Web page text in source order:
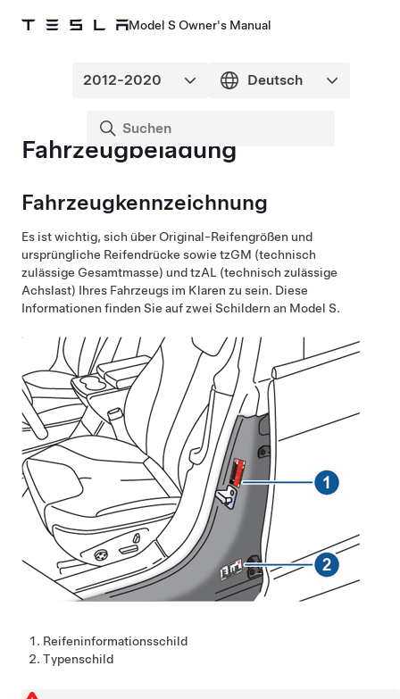
Model S Owner's Manual
Fahrzeugbeladung
Fahrzeugkennzeichnung
Es ist wichtig, sich über Original-Reifengrößen und
ursprüngliche Reifendrücke sowie tzGM (technisch
zulässige Gesamtmasse) und tzAL (technisch zulässige
Achslast) Ihres Fahrzeugs im Klaren zu sein. Diese
Informationen finden Sie auf zwei Schildern an Model S.
Reifeninformationsschild
Typenschild